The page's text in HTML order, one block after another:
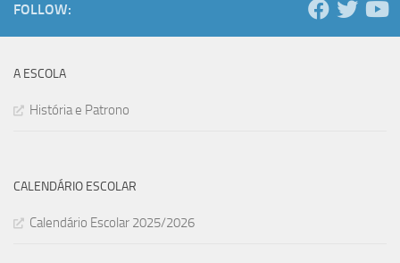
FOLLOW:
A ESCOLA
História e Patrono
CALENDÁRIO ESCOLAR
Calendário Escolar 2025/2026